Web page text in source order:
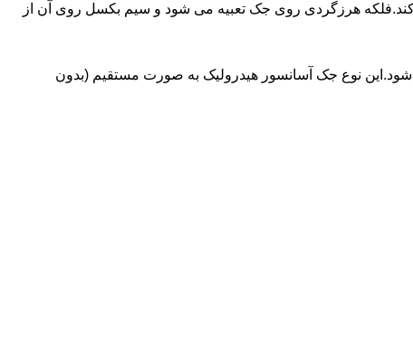
کند.فلکه هرزگردی روی جک تعبیه می شود و سیم بکسل روی آن از
نوع جک آسانسور هیدرولیک به صورت مستقیم (بدون